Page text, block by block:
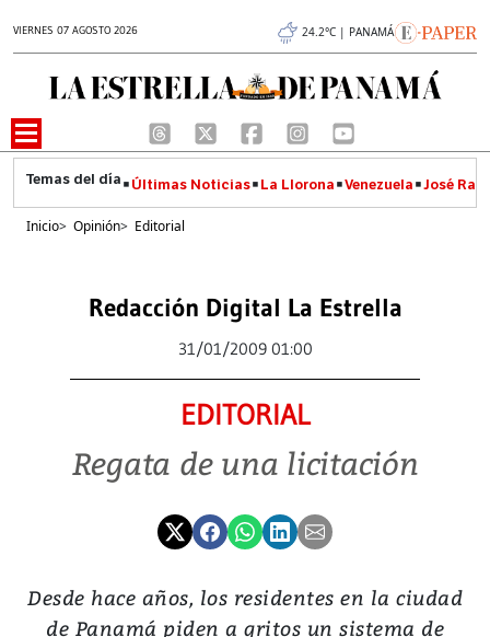
VIERNES 07 AGOSTO 2026 24.2°C | PANAMÁ
Últimas Noticias La Llorona Venezuela José
Inicio> Opinión> Editorial
Redacción Digital La Estrella
31/01/2009 01:00
EDITORIAL
Regata de una licitación
Desde hace años, los residentes en la ciudad
de Panamá piden a gritos un sistema de